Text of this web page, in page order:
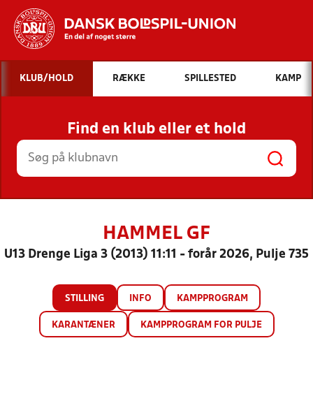
Hvad vil du søge efter?
INDHOLD OG NYHEDER
STILLINGER, RESULTATER, KLUBBER OG
HOLD
KLUB/HOLD RÆKKE SPILLESTED KAMP
Find en klub eller et hold
HAMMEL GF
U13 Drenge Liga 3 (2013) 11:11 - forår 2026, Pulje 735
STILLING INFO KAMPPROGRAM
KARANTÆNER KAMPPROGRAM FOR PULJE